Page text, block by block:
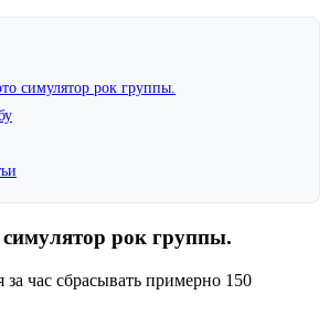
симулятор рок группы.
рок группы.
за час сбрасывать примерно 150